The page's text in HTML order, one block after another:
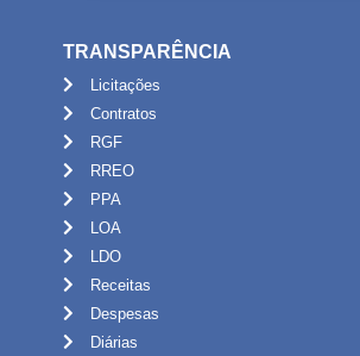
TRANSPARÊNCIA
Licitações
Contratos
RGF
RREO
PPA
LOA
LDO
Receitas
Despesas
Diárias